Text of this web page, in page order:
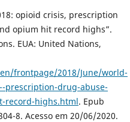
opioid crisis, prescription
opium hit record highs”.
EUA: United Nations,
frontpage/2018/June/world-
prescription-drug-abuse-
record-highs.html. Epub
8. Acesso em 20/06/2020.